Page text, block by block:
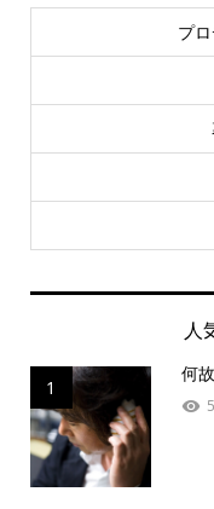
プ
人
1
何